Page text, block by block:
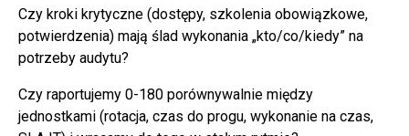
Czy kroki krytyczne (dostępy, szkolenia obowiązkowe,
potwierdzenia) mają ślad wykonania „kto/co/kiedy” na
potrzeby audytu?
Czy raportujemy 0-180 porównywalnie między
jednostkami (rotacja, czas do progu, wykonanie na czas,